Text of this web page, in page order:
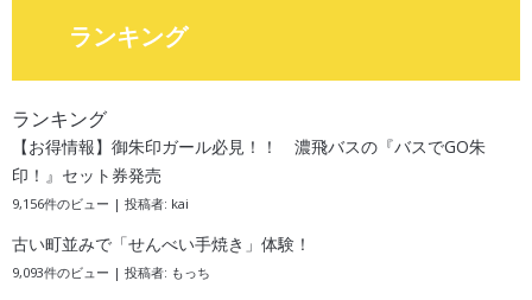
ランキング
ランキング
【お得情報】御朱印ガール必見！！ 濃飛バスの『バスでGO朱
印！』セット券発売
9,156件のビュー | 投稿者: kai
古い町並みで「せんべい手焼き」体験！
9,093件のビュー | 投稿者: もっち